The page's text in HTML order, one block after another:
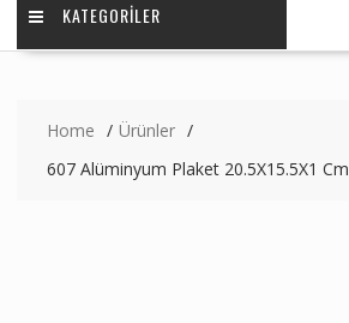
KATEGORILER
Home
Ürünler
607 Alüminyum Plaket 20.5X15.5X1 Cm